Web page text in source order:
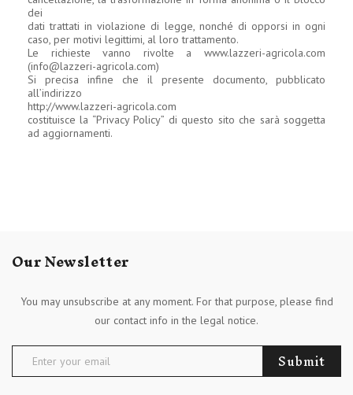
dei
dati trattati in violazione di legge, nonché di opporsi in ogni
caso, per motivi legittimi, al loro trattamento.
Le richieste vanno rivolte a www.lazzeri-agricola.com
(info@lazzeri-agricola.com)
Si precisa infine che il presente documento, pubblicato
all’indirizzo
http://www.lazzeri-agricola.com
costituisce la “Privacy Policy” di questo sito che sarà soggetta
ad aggiornamenti.
Our Newsletter
You may unsubscribe at any moment. For that purpose, please find
our contact info in the legal notice.
Submit